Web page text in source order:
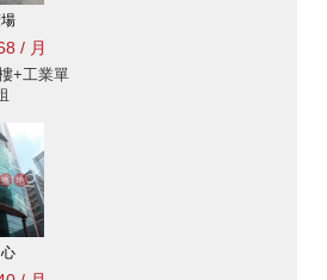
/ 月
+工業單